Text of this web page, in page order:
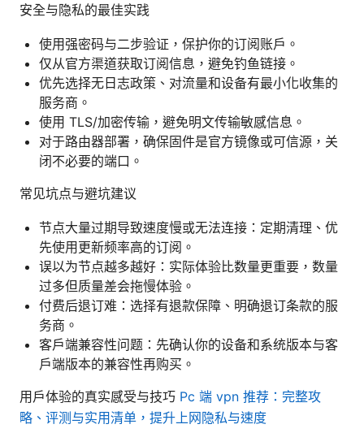
安全与隐私的最佳实践
使用强密码与二步验证，保护你的订阅账户。
仅从官方渠道获取订阅信息，避免钓鱼链接。
优先选择无日志政策、对流量和设备有最小化收集的
服务商。
使用 TLS/加密传输，避免明文传输敏感信息。
对于路由器部署，确保固件是官方镜像或可信源，关
闭不必要的端口。
常见坑点与避坑建议
节点大量过期导致速度慢或无法连接：定期清理、优
先使用更新频率高的订阅。
误以为节点越多越好：实际体验比数量更重要，数量
过多但质量差会拖慢体验。
付费后退订难：选择有退款保障、明确退订条款的服
务商。
客户端兼容性问题：先确认你的设备和系统版本与客
户端版本的兼容性再购买。
用户体验的真实感受与技巧 Pc 端 vpn 推荐：完整攻
略、评测与实用清单，提升上网隐私与速度